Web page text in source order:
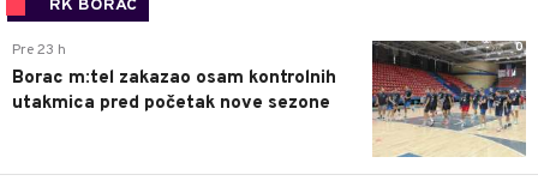
RK BORAC
0
Pre 23 h
Borac m:tel zakazao osam kontrolnih
utakmica pred početak nove sezone